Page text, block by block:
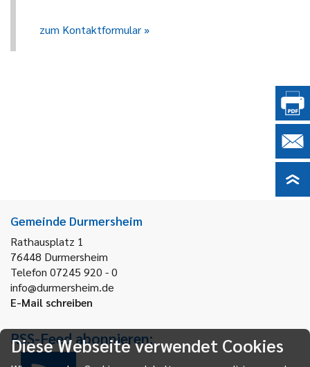
zum Kontaktformular
Gemeinde Durmersheim
Rathausplatz 1
76448 Durmersheim
Telefon 07245 920 - 0
info@durmersheim.de
E-Mail schreiben
RSS-Feed abonnieren:
Diese Webseite verwendet Cookies